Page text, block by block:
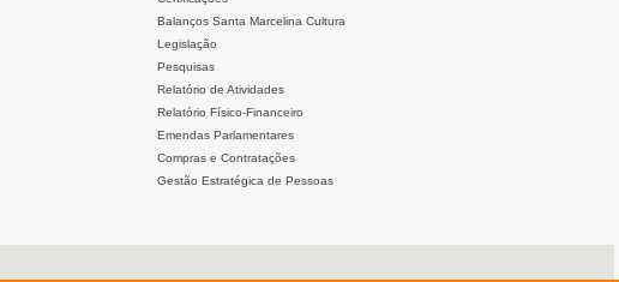
Balanços Santa Marcelina Cultura
Legislação
Pesquisas
Relatório de Atividades
Relatório Físico-Financeiro
Emendas Parlamentares
Compras e Contratações
Gestão Estratégica de Pessoas